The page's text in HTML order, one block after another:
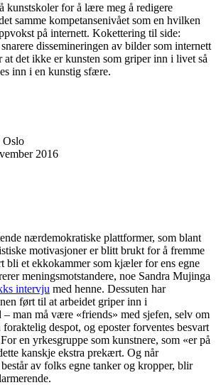
kunstskoler for å lære meg å redigere
samme kompetansenivået som en hvilken
på internett. Kokettering til side:
dissemineringen av bilder som internett
det ikke er kunsten som griper inn i livet så
inn i en kunstig sfære.
Oslo
2016
nærdemokratiske plattformer, som blant
motivasjoner er blitt brukt for å fremme
bli et ekkokammer som kjæler for ens egne
meningsmotstandere, noe Sandra Mujinga
intervju med henne. Dessuten har
ført til at arbeidet griper inn i
– man må være «friends» med sjefen, selv om
despot, og eposter forventes besvart
en yrkesgruppe som kunstnere, som «er på
kanskje ekstra prekært. Og når
av folks egne tanker og kropper, blir